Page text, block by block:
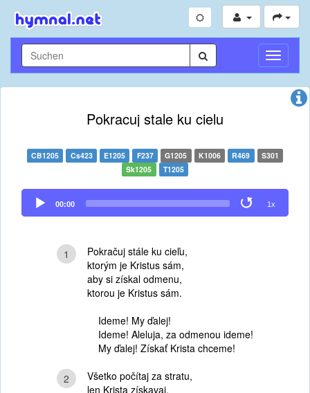
Pokracuj stale ku cielu
CB1205 Cs423 E1205 F237 G1205 K1006 R469
S301
Sk1205
T1205
Audio
Player
00:00 1x
1
Pokračuj stále ku cieľu,
ktorým je Kristus sám,
aby si získal odmenu,
ktorou je Kristus sám.
Ideme! My ďalej!
Ideme! Aleluja, za odmenou ideme!
My ďalej! Získať Krista chceme!
2
Všetko počítaj za stratu,
len Krista získavaj,